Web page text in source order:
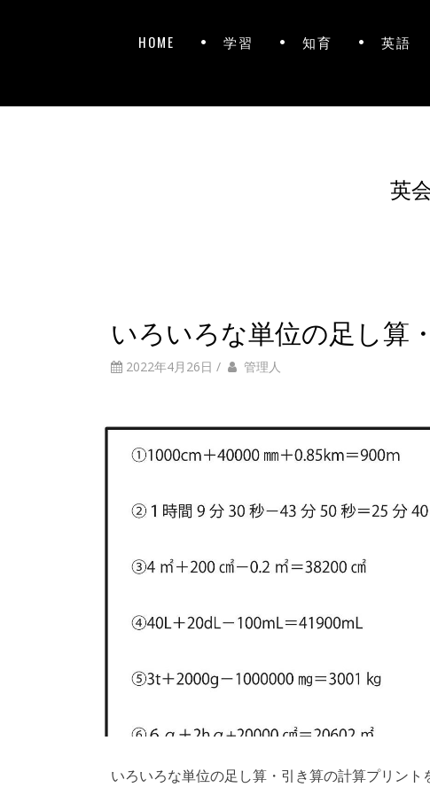
HOME 学習 知育 英語
英
いろいろな単位の足し算
2022年4月26日 / 管理人
いろいろな単位の足し算・引き算の計算プリント